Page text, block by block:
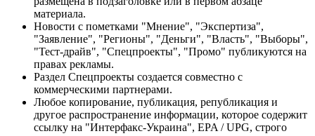
материала.
Новости с пометками "Мнение", "Экспертиза",
"Заявление", "Регионы", "Деньги", "Власть", "Выборы",
"Тест-драйв", "Спецпроекты", "Промо" публикуются на
правах рекламы.
Раздел Спецпроекты создается совместно с
коммерческими партнерами.
Любое копирование, публикация, републикация и
другое распространение информации, которое содержит
ссылку на "Интерфакс-Украина", EPA / UPG, строго